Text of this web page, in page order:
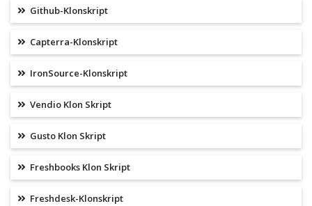
Github-Klonskript
Capterra-Klonskript
IronSource-Klonskript
Vendio Klon Skript
Gusto Klon Skript
Freshbooks Klon Skript
Freshdesk-Klonskript